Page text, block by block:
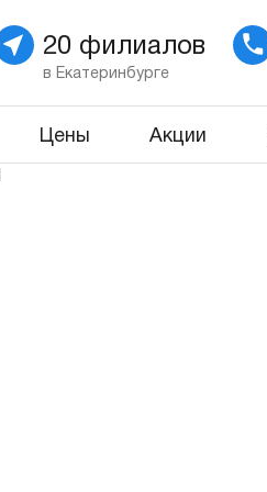
20 филиалов
в Екатеринбурге
Цены Акции